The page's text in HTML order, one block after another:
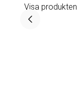
Visa produkten